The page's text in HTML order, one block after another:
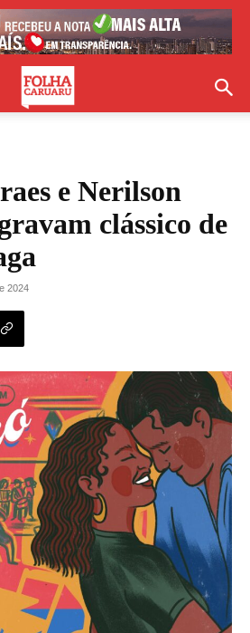
e Nerilson
clássico de
2024